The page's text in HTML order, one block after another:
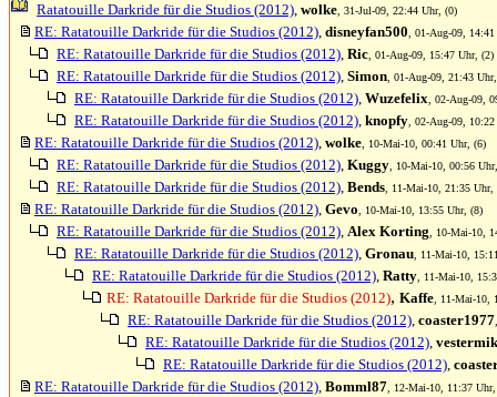
Ratatouille Darkride für die Studios (2012), wolke , 31-Jul-09, 22:44 Uhr, (0)
RE: Ratatouille Darkride für die Studios (2012), disneyfan500 , 01-Aug-09,
RE: Ratatouille Darkride für die Studios (2012), Ric , 01-Aug-09, 15:47 Uhr, (2)
RE: Ratatouille Darkride für die Studios (2012), Simon , 01-Aug-09, 21:43
RE: Ratatouille Darkride für die Studios (2012), Wuzefelix , 02-Aug-09,
RE: Ratatouille Darkride für die Studios (2012), knopfy , 02-Aug-09,
RE: Ratatouille Darkride für die Studios (2012), wolke , 10-Mai-10, 00:41 Uhr, (6)
RE: Ratatouille Darkride für die Studios (2012), Kuggy , 10-Mai-10, 00:56
RE: Ratatouille Darkride für die Studios (2012), Bends , 11-Mai-10, 21:35 Uhr,
RE: Ratatouille Darkride für die Studios (2012), Gevo , 10-Mai-10, 13:55 Uhr, (8)
RE: Ratatouille Darkride für die Studios (2012), Alex Korting , 10-Mai-10,
RE: Ratatouille Darkride für die Studios (2012), Gronau , 11-Mai-10,
RE: Ratatouille Darkride für die Studios (2012), Ratty , 11-Mai-10,
RE: Ratatouille Darkride für die Studios (2012), Kaffe , 11-Mai-10,
RE: Ratatouille Darkride für die Studios (2012), coaster1977
RE: Ratatouille Darkride für die Studios (2012),
RE: Ratatouille Darkride für die Studios (2012),
RE: Ratatouille Darkride für die Studios (2012), Bomml87 , 12-Mai-10, 11:37